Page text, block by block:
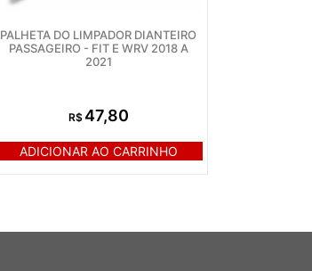
PALHETA DO LIMPADOR DIANTEIRO
PASSAGEIRO - FIT E WRV 2018 A
2021
R$ 47,80
ADICIONAR AO CARRINHO